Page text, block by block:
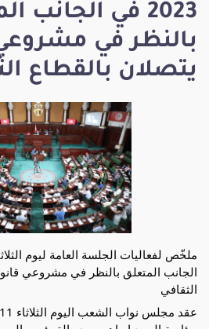
2023 في الجانب
بالنظر في
يتصلان بالقطاع
ملخّص لفعاليات الجلسة العامة ليوم الثلاثاء 11 جويلية
الجانب المتعلق بالنظر في مشروعي
الثقافي